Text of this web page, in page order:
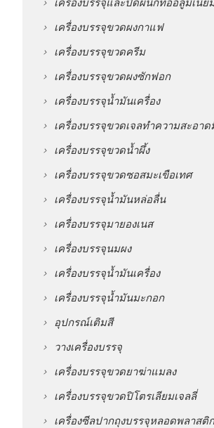
เครื่องบรรจุขวดผงกาแฟ
เครื่องบรรจุขวดครีม
เครื่องบรรจุขวดผงซักฟอก
เครื่องบรรจุน้ำมันเครื่อง
เครื่องบรรจุขวดเจลทำความสะอาด
เครื่องบรรจุขวดน้ำผึ้ง
เครื่องบรรจุขวดซอสมะเขือเทศ
เครื่องบรรจุน้ำมันหล่อลื่น
เครื่องบรรจุมายองเนส
เครื่องบรรจุนมผง
เครื่องบรรจุน้ำมันเครื่อง
เครื่องบรรจุน้ำมันมะกอก
อุปกรณ์เติมสี
วางเครื่องบรรจุ
เครื่องบรรจุขวดยาฆ่าแมลง
เครื่องบรรจุขวดปิโตรเลียมเจลลี่
เครื่องซีลปากถุงบรรจุหลอดพลาสติก